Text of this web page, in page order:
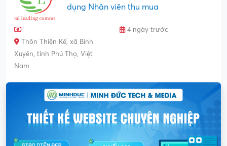
dụng Nhân viên thu mua
4 ngày trước
Thôn Thiện Kế, xã Bình
Xuyên, tỉnh Phú Thọ, Việt
Nam